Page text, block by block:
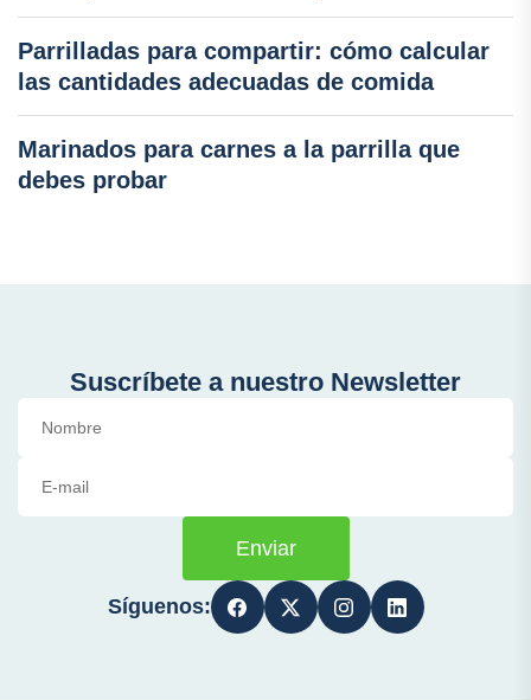
Parrilladas para compartir: cómo calcular
las cantidades adecuadas de comida
Marinados para carnes a la parrilla que
debes probar
Suscríbete a nuestro Newsletter
Enviar
Síguenos: